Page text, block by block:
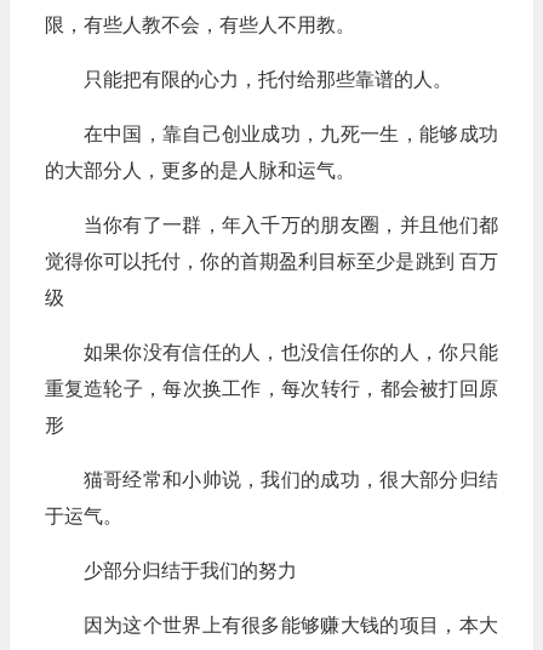
限，有些人教不会，有些人不用教。
只能把有限的心力，托付给那些靠谱的人。
在中国，靠自己创业成功，九死一生，能够成功
的大部分人，更多的是人脉和运气。
当你有了一群，年入千万的朋友圈，并且他们都
觉得你可以托付，你的首期盈利目标至少是跳到 百万
级
如果你没有信任的人，也没信任你的人，你只能
重复造轮子，每次换工作，每次转行，都会被打回原
形
猫哥经常和小帅说，我们的成功，很大部分归结
于运气。
少部分归结于我们的努力
因为这个世界上有很多能够赚大钱的项目，本大